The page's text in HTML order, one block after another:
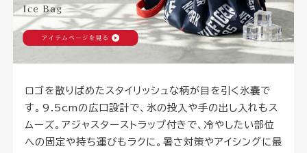
ロゴを散りばめたスタイリッシュな柄が目を引く氷嚢で
す。9.5cmの広口設計で、氷の投入や手の出し入れもス
ムーズ。アジャスターストラップ付きで、冷やしたい部位
への固定や持ち運びもラクに。暑さ対策やアイシングに最